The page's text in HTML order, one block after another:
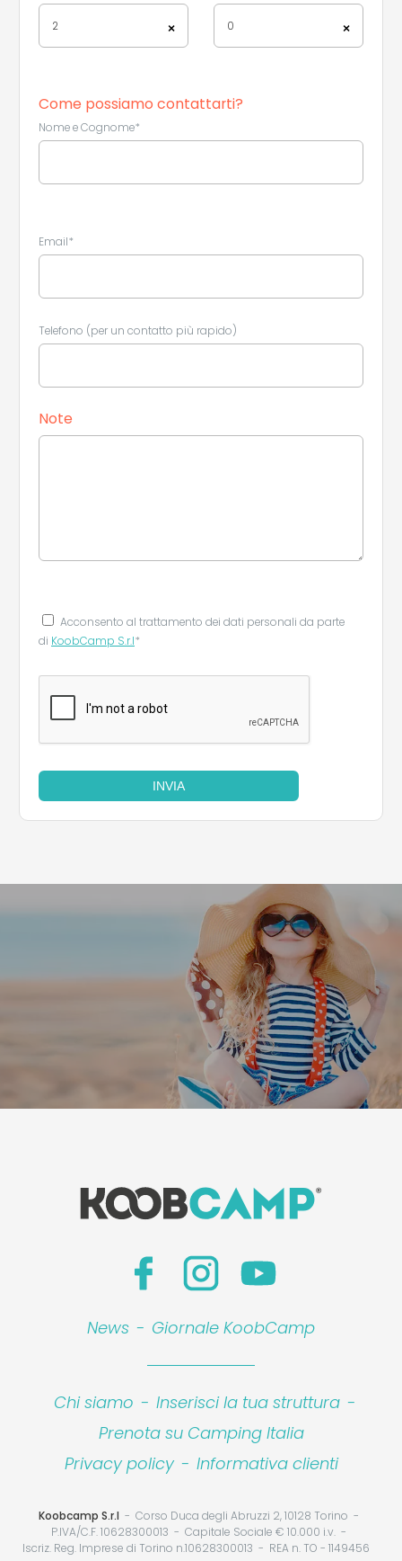
×
2 ×
0
Come possiamo contattarti?
Nome e Cognome*
Email*
Telefono (per un contatto più rapido)
Note
Acconsento al trattamento dei dati personali da parte
di KoobCamp S.r.l*
INVIA
Leaflet |©Koobcamp S.r.l.
News - Giornale KoobCamp
Chi siamo - Inserisci la tua struttura -
Prenota su Camping Italia
Privacy policy - Informativa clienti
Koobcamp S.r.l
Corso Duca degli Abruzzi 2, 10128 Torino
P.IVA/C.F. 10628300013
Capitale Sociale € 10.000 i.v.
Iscriz. Reg. Imprese di Torino n.10628300013
REA n. TO - 1149456